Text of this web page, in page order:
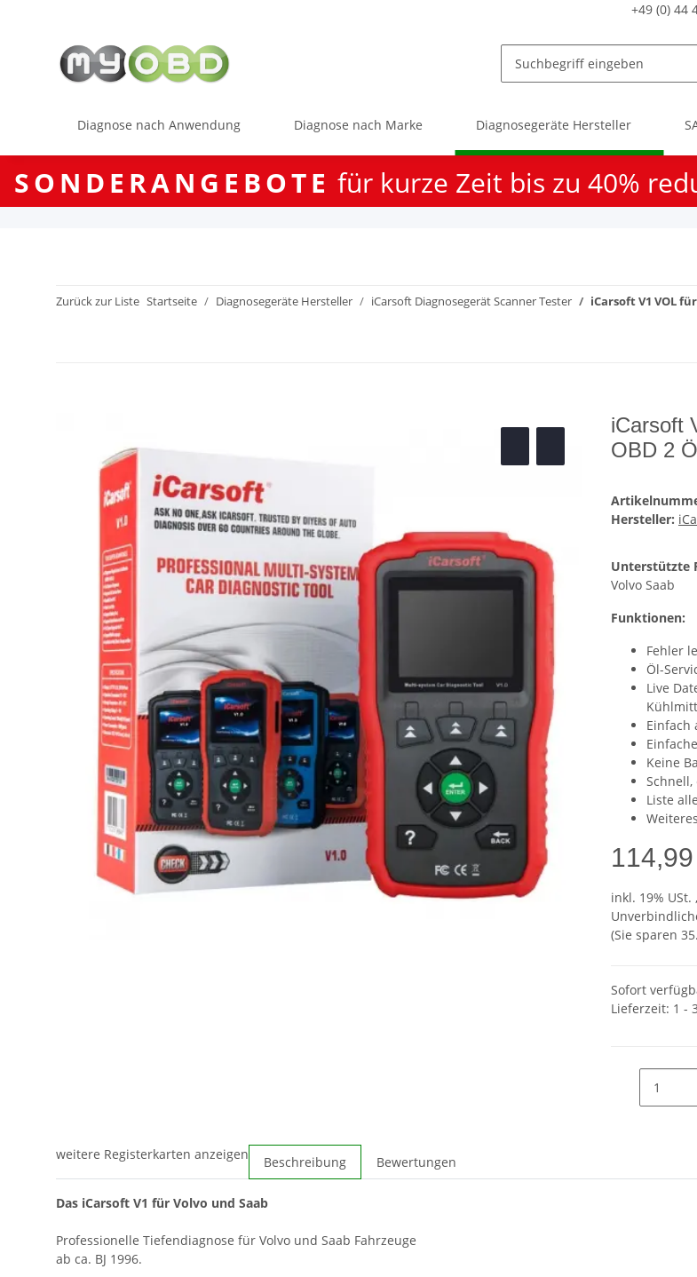
+49 (0) 44
Diagnose nach Anwendung Diagnose nach Marke Diagnosegeräte Hersteller
SONDERANGEBOTE für kurze Zeit bis zu 40%
Zurück zur Liste Startseite Diagnosegeräte Hersteller iCarsoft Diagnosegerät Scanner Tester iCarsoft V1 VOL
iCarsoft
OBD 2
Hersteller:
Unterstützte
Volvo Saab
Funktionen:
Fehler
Öl-
Live
Einfach
Keine
Schnell,
Liste
inkl. 19% USt. ,
(Sie sparen
Sofort
Lieferzeit: 1 -
weitere Registerkarten anzeigen Beschreibung Bewertungen
Das iCarsoft V1 für Volvo und Saab
Professionelle Tiefendiagnose für Volvo und Saab Fahrzeuge
ab ca. BJ 1996.